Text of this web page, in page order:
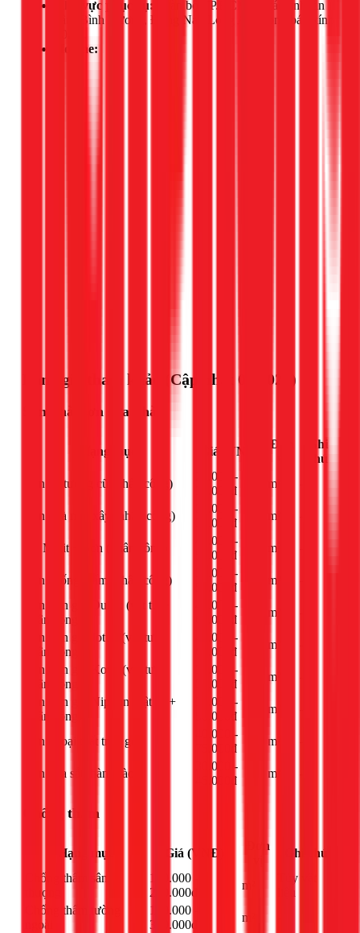
Khu vực phục vụ:
Toàn bộ TP.HCM và các tỉnh lân
cận (Bình Dương, Đồng Nai, Long An) trong bán kính
Hotline:
Bảng giá tham khảo (Cập nhật 03/2026)
Sơn nhà, sơn sửa nhà
Hạng mục Giá (VNĐ)
Đơn
Ghi
chú
Sơn lại tường cũ (nhân công)
20.000 -
30.000đ
m²
Sơn nhà mới xây (nhân công)
25.000 -
35.000đ
m²
Bả Matit + Sơn (nhân công)
40.000 -
55.000đ
m²
Sơn chống thấm (nhân công)
35.000 -
50.000đ
m²
Sơn trọn gói Dulux (vật tư +
nhân công)
45.000 -
65.000đ
m²
Sơn trọn gói Jotun (vật tư +
nhân công)
40.000 -
60.000đ
m²
Sơn trọn gói Kova (vật tư +
nhân công)
35.000 -
55.000đ
m²
Sơn trọn gói Nippon (vật tư +
nhân công)
30.000 -
50.000đ
m²
Sơn ngoại thất trọn gói
40.000 -
75.000đ
m²
Sơn cửa sắt, hàng rào
30.000 -
45.000đ
m²
Chống thấm
Hạng mục Giá (VNĐ)
Đơn
Ghi chú
Chống thấm sân
thượng
120.000 -
250.000đ
m²
Tùy vật
Chống thấm tường
ngoài
150.000 -
300.000đ
m²